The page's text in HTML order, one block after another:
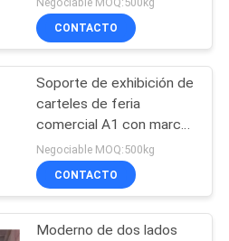
de
de
CONTACTO
Soporte de exhibición de
carteles de feria
comercial A1 con marco
de doble cara de aluminio
barato personalizado
Negociable MOQ:500kg
CONTACTO
Moderno de dos lados